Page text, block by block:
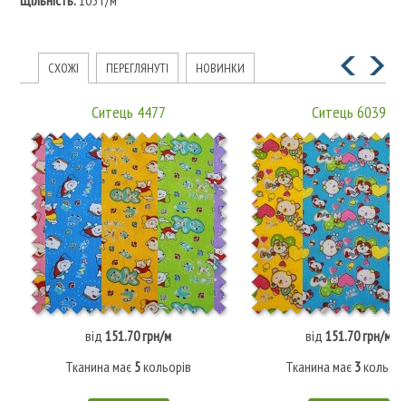
СХОЖІ ПЕРЕГЛЯНУТІ НОВИНКИ
Ситець 4477
від151.70 грн/м
Тканина має 5кольорів
Ситець 6039
від151.70 грн/м
Тканина має 3